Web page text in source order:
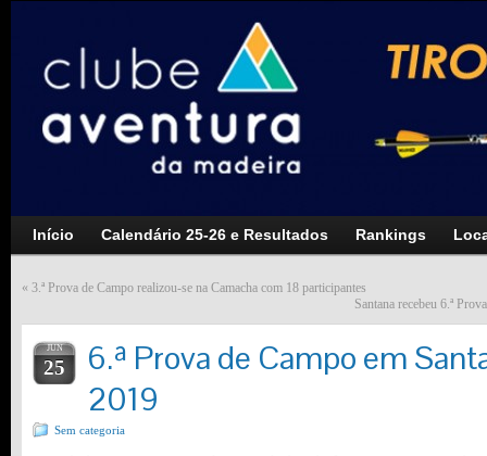
Início Calendário 25-26 e Resultados Rankings
« 3.ª Prova de Campo realizou-se na Camacha com 18 participantes
Santana recebeu 6.ª
JUN
25
6.ª Prova de Campo em
2019
Sem categoria